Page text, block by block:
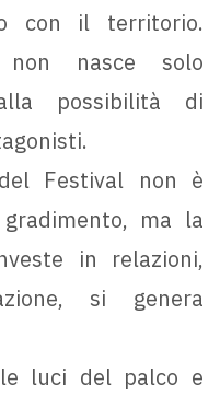
con il territorio.
nasce solo
possibilità di
Festival non è
ma la
in relazioni,
si genera
luci del palco e